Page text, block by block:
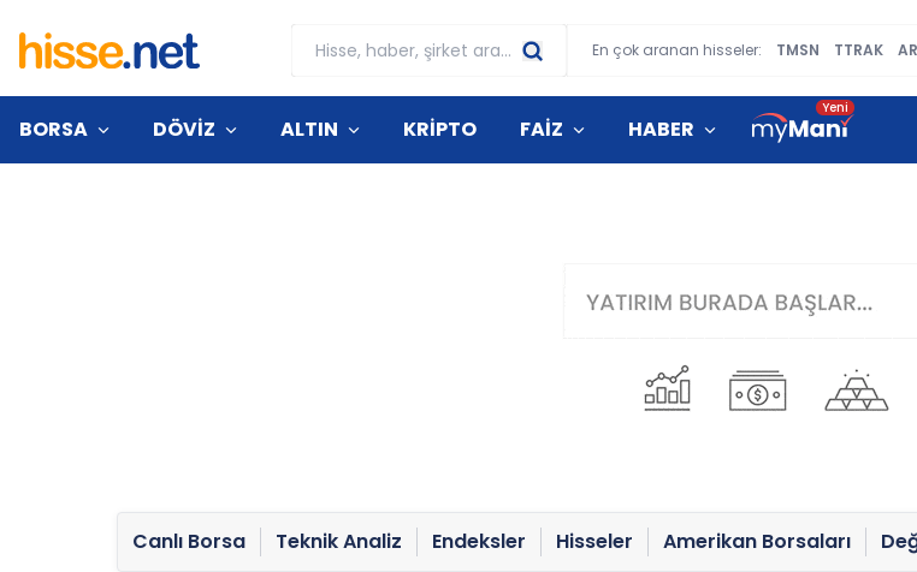
En çok aranan hisseler: TMSN TTRAK
BORSA DÖVİZ ALTIN KRİPTO FAİZ HABER
Canlı Borsa Teknik Analiz Endeksler Hisseler Amerikan Borsaları